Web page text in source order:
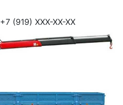
+7 (919) XXX-XX-XX